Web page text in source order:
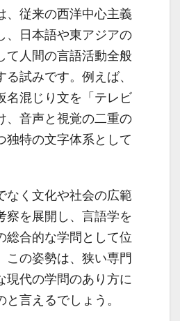
、従来の西洋中心主義
、日本語や東アジアの
て人間の言語活動全般
る試みです。例えば、
名混じり文を「テレビ
、音声と視覚の二重の
独特の文字体系として
なく文化や社会の広範
察を展開し、言語学を
総合的な学問として位
この姿勢は、狭い専門
現代の学問のあり方に
言えるでしょう。